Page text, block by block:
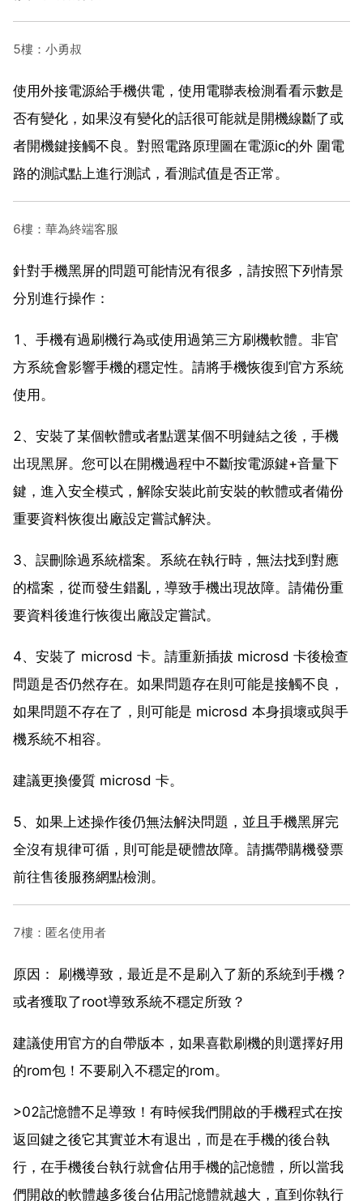
5樓：小勇叔
使用外接電源給手機供電，使用電聯表檢測看看示數是
否有變化，如果沒有變化的話很可能就是開機線斷了或
者開機鍵接觸不良。對照電路原理圖在電源ic的外 圍電
路的測試點上進行測試，看測試值是否正常。
6樓：華為終端客服
針對手機黑屏的問題可能情況有很多，請按照下列情景
分別進行操作：
1、手機有過刷機行為或使用過第三方刷機軟體。非官
方系統會影響手機的穩定性。請將手機恢復到官方系統
使用。
2、安裝了某個軟體或者點選某個不明鏈結之後，手機
出現黑屏。您可以在開機過程中不斷按電源鍵+音量下
鍵，進入安全模式，解除安裝此前安裝的軟體或者備份
重要資料恢復出廠設定嘗試解決。
3、誤刪除過系統檔案。系統在執行時，無法找到對應
的檔案，從而發生錯亂，導致手機出現故障。請備份重
要資料後進行恢復出廠設定嘗試。
4、安裝了 microsd 卡。請重新插拔 microsd 卡後檢查
問題是否仍然存在。如果問題存在則可能是接觸不良，
如果問題不存在了，則可能是 microsd 本身損壞或與手
機系統不相容。
建議更換優質 microsd 卡。
5、如果上述操作後仍無法解決問題，並且手機黑屏完
全沒有規律可循，則可能是硬體故障。請攜帶購機發票
前往售後服務網點檢測。
7樓：匿名使用者
原因： 刷機導致，最近是不是刷入了新的系統到手機？
或者獲取了root導致系統不穩定所致？
建議使用官方的自帶版本，如果喜歡刷機的則選擇好用
的rom包！不要刷入不穩定的rom。
>02記憶體不足導致！有時候我們開啟的手機程式在按
返回鍵之後它其實並木有退出，而是在手機的後台執
行，在手機後台執行就會佔用手機的記憶體，所以當我
們開啟的軟體越多後台佔用記憶體就越大，直到你執行